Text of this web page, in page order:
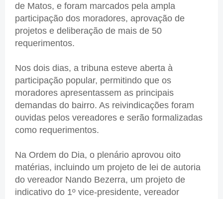
de Matos, e foram marcados pela ampla
participação dos moradores, aprovação de
projetos e deliberação de mais de 50
requerimentos.
Nos dois dias, a tribuna esteve aberta à
participação popular, permitindo que os
moradores apresentassem as principais
demandas do bairro. As reivindicações foram
ouvidas pelos vereadores e serão formalizadas
como requerimentos.
Na Ordem do Dia, o plenário aprovou oito
matérias, incluindo um projeto de lei de autoria
do vereador Nando Bezerra, um projeto de
indicativo do 1º vice-presidente, vereador